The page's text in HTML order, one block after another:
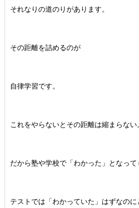
それなりの道のりがあります。
その距離を詰めるのが
自律学習です。
これをやらないとその距離は縮まらない
だから塾や学校で「わかった」となって
テストでは「わかっていた」はずなのに